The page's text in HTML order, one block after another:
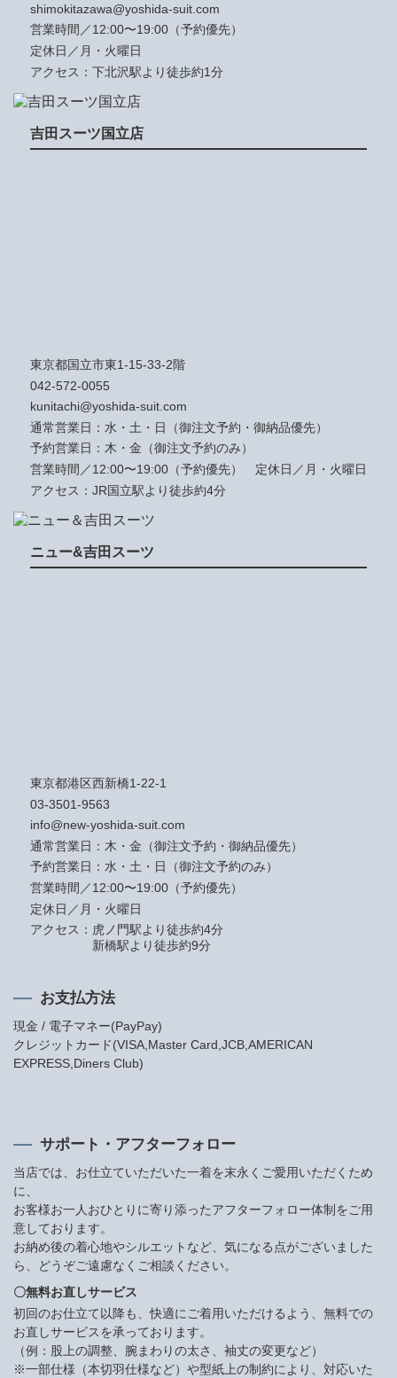
shimokitazawa@yoshida-suit.com
営業時間／12:00〜19:00（予約優先）
定休日／月・火曜日
アクセス：下北沢駅より徒歩約1分
吉田スーツ国立店
東京都国立市東1-15-33-2階
042-572-0055
kunitachi@yoshida-suit.com
通常営業日：水・土・日（御注文予約・御納品優先）
予約営業日：木・金（御注文予約のみ）
営業時間／12:00〜19:00（予約優先） 定休日／月・火曜日
アクセス：JR国立駅より徒歩約4分
ニュー&吉田スーツ
東京都港区西新橋1-22-1
03-3501-9563
info@new-yoshida-suit.com
通常営業日：木・金（御注文予約・御納品優先）
予約営業日：水・土・日（御注文予約のみ）
営業時間／12:00〜19:00（予約優先）
定休日／月・火曜日
アクセス： 虎ノ門駅より徒歩約4分
新橋駅より徒歩約9分
お支払方法
現金 / 電子マネー(PayPay)
クレジットカード(VISA,Master Card,JCB,AMERICAN
EXPRESS,Diners Club)
サポート・アフターフォロー
当店では、お仕立ていただいた一着を末永くご愛用いただくため
に、
お客様お一人おひとりに寄り添ったアフターフォロー体制をご用
意しております。
お納め後の着心地やシルエットなど、気になる点がございました
ら、どうぞご遠慮なくご相談ください。
〇無料お直しサービス
初回のお仕立て以降も、快適にご着用いただけるよう、無料での
お直しサービスを承っております。
（例：股上の調整、腕まわりの太さ、袖丈の変更など）
※一部仕様（本切羽仕様など）や型紙上の制約により、対応いた